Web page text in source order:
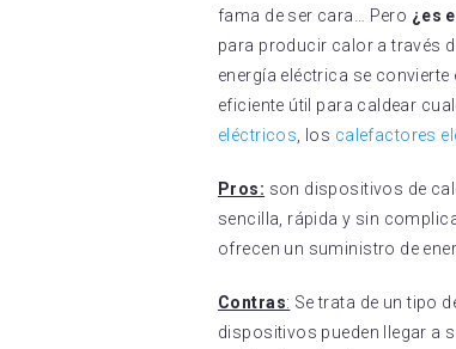
fama de ser cara… Pero ¿es
para producir calor a través
energía eléctrica se convierte
eficiente útil para caldear
eléctricos , los calefactores
Pros: son dispositivos de
sencilla, rápida y sin
ofrecen un suministro de
Contras: Se trata de un tipo
dispositivos pueden llegar a